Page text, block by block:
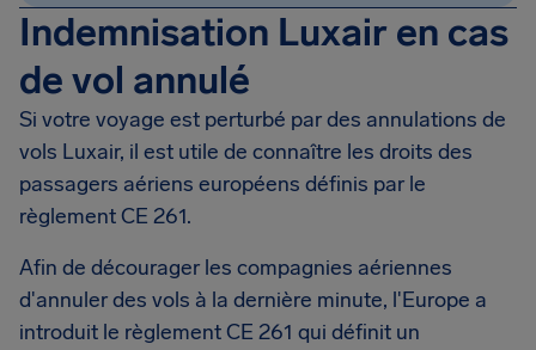
Indemnisation Luxair en cas
de vol annulé
Si votre voyage est perturbé par des annulations de
vols Luxair, il est utile de connaître les droits des
passagers aériens européens définis par le
règlement CE 261.
Afin de décourager les compagnies aériennes
d'annuler des vols à la dernière minute, l'Europe a
introduit le règlement CE 261 qui définit un